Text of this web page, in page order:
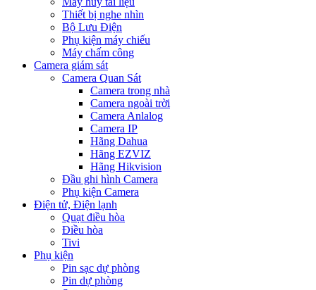
Thiết bị nghe nhìn
Bộ Lưu Điện
Phụ kiện máy chiếu
Máy chấm công
Camera giám sát
Camera Quan Sát
Camera trong nhà
Camera ngoài trời
Camera Anlalog
Camera IP
Hãng Dahua
Hãng EZVIZ
Hãng Hikvision
Đầu ghi hình Camera
Phụ kiện Camera
Điện tử, Điện lạnh
Quạt điều hòa
Điều hòa
Tivi
Phụ kiện
Pin sạc dự phòng
Pin dự phòng